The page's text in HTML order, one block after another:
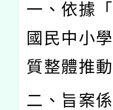
一、依據
國民中小
質整體推
二、旨案